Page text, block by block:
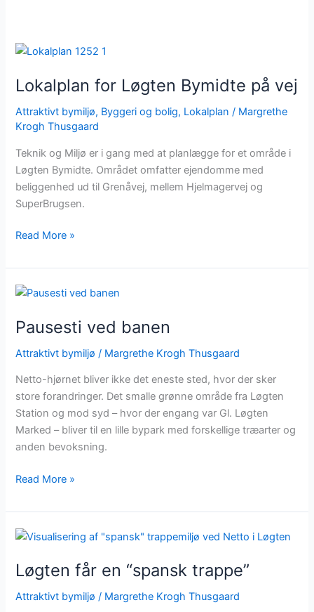
Lokalplan for Løgten Bymidte på vej
Attraktivt bymiljø, Byggeri og bolig, Lokalplan / Margrethe
Krogh Thusgaard
Teknik og Miljø er i gang med at planlægge for et område i
Løgten Bymidte. Området omfatter ejendomme med
beliggenhed ud til Grenåvej, mellem Hjelmagervej og
SuperBrugsen.
Lokalplan
Løgten
på
vej
Read More »
Pausesti ved banen
Attraktivt bymiljø / Margrethe Krogh Thusgaard
Netto-hjørnet bliver ikke det eneste sted, hvor der sker
store forandringer. Det smalle grønne område fra Løgten
Station og mod syd – hvor der engang var Gl. Løgten
Marked – bliver til en lille bypark med forskellige træarter og
anden bevoksning.
Pausesti
banen
Read More »
Løgten får en “spansk trappe”
Attraktivt bymiljø / Margrethe Krogh Thusgaard
Løgten
en
trappe”